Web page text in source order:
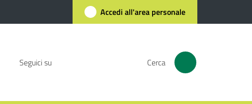
Accedi all'area personale
Seguici su Cerca